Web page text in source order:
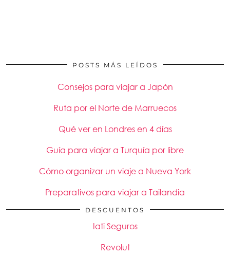
POSTS MÁS LEÍDOS
Consejos para viajar a Japón
Ruta por el Norte de Marruecos
Qué ver en Londres en 4 días
Guía para viajar a Turquía por libre
Cómo organizar un viaje a Nueva York
Preparativos para viajar a Tailandia
DESCUENTOS
Iati Seguros
Revolut